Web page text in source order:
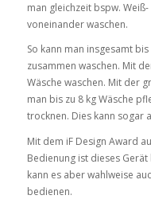
man gleichzeit bspw.
voneinander waschen.
So kann man insgesamt
zusammen waschen. Mit
Wäsche waschen. Mit der
man bis zu 8 kg Wäsche
trocknen. Dies kann sogar
Mit dem iF Design Award
Bedienung ist dieses
kann es aber wahlweise
bedienen.